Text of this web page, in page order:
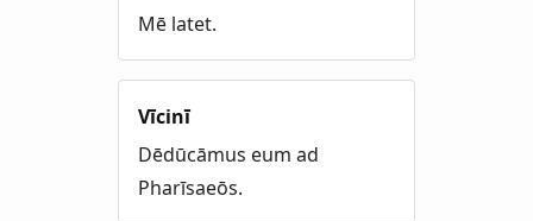
Mē latet.
Vīcinī
Dēdūcāmus eum ad
Pharīsaeōs.